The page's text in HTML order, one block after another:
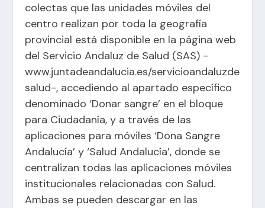
colectas que las unidades móviles del
centro realizan por toda la geografía
provincial está disponible en la página web
del Servicio Andaluz de Salud (SAS) -
www.juntadeandalucia.es/servicioandaluzde
salud-, accediendo al apartado específico
denominado ‘Donar sangre’ en el bloque
para Ciudadanía, y a través de las
aplicaciones para móviles ‘Dona Sangre
Andalucía’ y ‘Salud Andalucía’, donde se
centralizan todas las aplicaciones móviles
institucionales relacionadas con Salud.
Ambas se pueden descargar en las